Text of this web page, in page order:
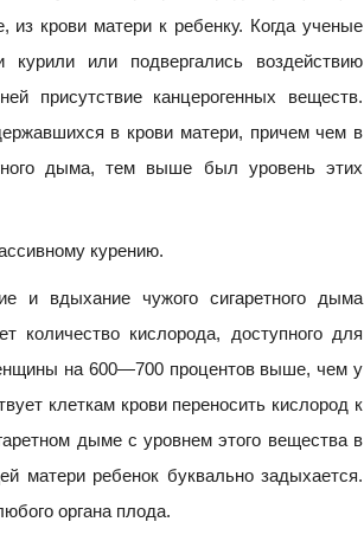
крови матери к ребенку. Когда ученые
или подвергались воздействию
присутствие канцерогенных веществ.
в крови матери, причем чем в
дыма, тем выше был уровень этих
курению.
и вдыхание чужого сигаретного дыма
количество кислорода, доступного для
на 600—700 процентов выше, чем у
клеткам крови переносить кислород к
дыме с уровнем этого вещества в
матери ребенок буквально задыхается.
органа плода.